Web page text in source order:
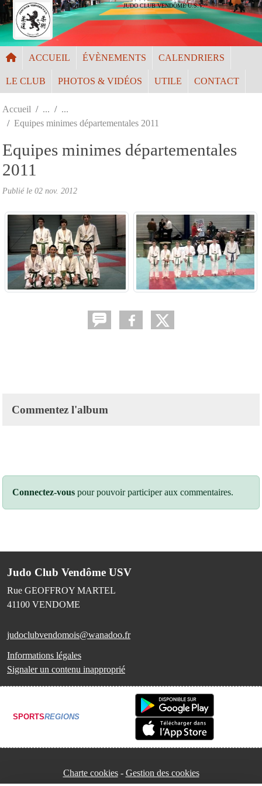
JUDO CLUB VENDÔME U.S.V.
ACCUEIL ÉVÈNEMENTS CALENDRIERS
LE CLUB PHOTOS & VIDÉOS UTILE CONTACT
Accueil
Equipes minimes départementales 2011
Equipes minimes départementales
2011
Publié le 02 nov. 2012
Commentez l'album
Connectez-vous pour pouvoir participer aux commentaires.
Judo Club Vendôme USV
Rue GEOFFROY MARTEL
41100 VENDOME
judoclubvendomois@wanadoo.fr
Informations légales
Signaler un contenu inapproprié
SPORTSREGIONS
Charte cookies Gestion des cookies
Panneau de gestion des cookies